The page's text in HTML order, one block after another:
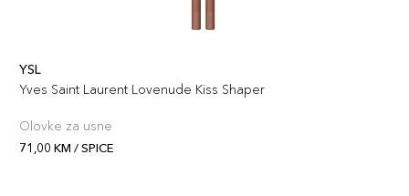
YSL
Yves Saint Laurent Lovenude Kiss Shaper
Olovke za usne
71,00 KM / SPICE